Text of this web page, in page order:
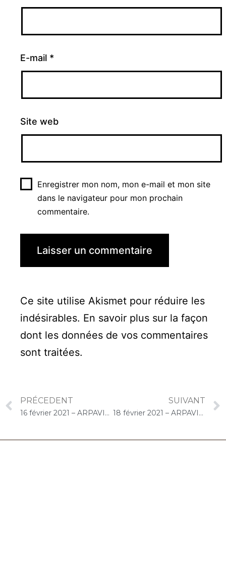
E-mail *
Site web
Enregistrer mon nom, mon e-mail et mon site
dans le navigateur pour mon prochain
commentaire.
Ce site utilise Akismet pour réduire les
indésirables. En savoir plus sur la façon
dont les données de vos commentaires
sont traitées.
PRÉCEDENT
16 février 2021 – ARPAVIE Villa Renée (Le Perreux-sur-Marne) : Atelier « Chantons Ensemble » L’amour
SUIVANT
18 février 2021 – ARPAVIE Les Lozaits (Villejuif) : Concert « Choco-Cello Solo » Chantons l’amour